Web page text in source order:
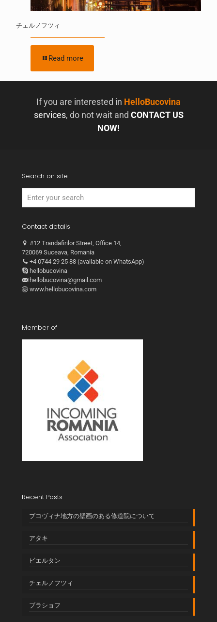
チェルノフツィ
Read more
If you are interested in HelloBucovina
services, do not wait and CONTACT US
NOW!
Search on site
Contact details
#12 Trandafirilor Street, Office 14,
720069 Suceava, Romania
+4 0744 29 25 88 (available on WhatsApp)
hellobucovina
hellobucovina@gmail.com
www.hellobucovina.com
Member of
Recent Posts
ブコヴィナ地方の壁画のある修道院について
アタキ
ビエルタン
チェルノフツィ
ブラショフ